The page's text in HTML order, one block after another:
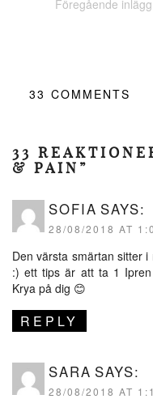
Föregående inlägg
33 COMMENTS
33
& PAIN”
SOFIA SAYS:
28/08/2018 AT
Den värsta smärtan sitter
:) ett tips är att ta 1
Krya på dig 😊
REPLY
SARA SAYS:
28/08/2018 AT